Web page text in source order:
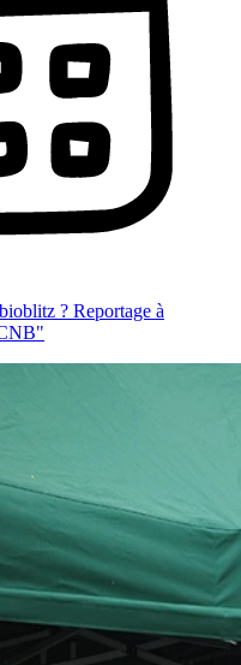
? Reportage à
"